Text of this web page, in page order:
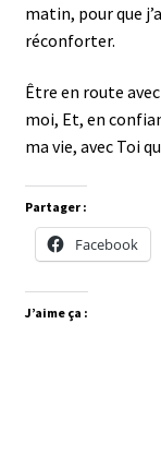
matin, pour que
réconforter.
Être en route
moi, Et, en
ma vie, avec Toi
Partager :
Facebook
J’aime ça :